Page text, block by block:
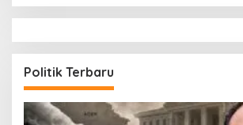
Politik Terbaru